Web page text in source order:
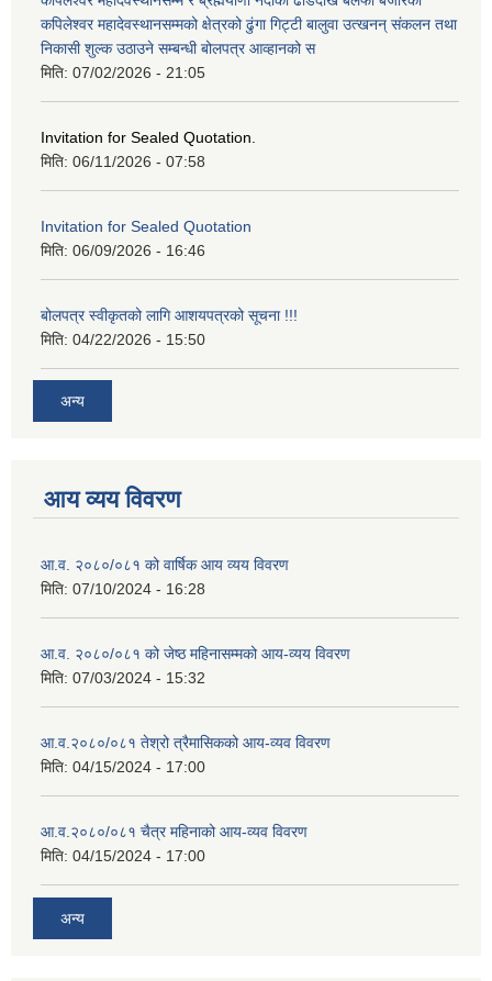
कपिलेश्वर महादेवस्थानसम्मको क्षेत्रको ढुंगा गिट्टी बालुवा उत्खनन् संकलन तथा
निकासी शुल्क उठाउने सम्बन्धी बोलपत्र आव्हानको स
मिति: 07/02/2026 - 21:05
Invitation for Sealed Quotation.
मिति: 06/11/2026 - 07:58
Invitation for Sealed Quotation
मिति: 06/09/2026 - 16:46
बोलपत्र स्वीकृतको लागि आशयपत्रको सूचना !!!
मिति: 04/22/2026 - 15:50
अन्य
आय व्यय विवरण
आ.व. २०८०/०८१ को वार्षिक आय व्यय विवरण
मिति: 07/10/2024 - 16:28
आ.व. २०८०/०८१ को जेष्ठ महिनासम्मको आय-व्यय विवरण
मिति: 07/03/2024 - 15:32
आ.व.२०८०/०८१ तेश्रो त्रैमासिकको आय-व्यव विवरण
मिति: 04/15/2024 - 17:00
आ.व.२०८०/०८१ चैत्र महिनाको आय-व्यव विवरण
मिति: 04/15/2024 - 17:00
अन्य